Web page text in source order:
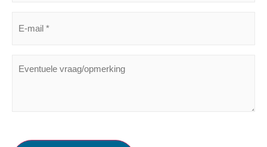
MAIL
VRAAG/OPMERKING